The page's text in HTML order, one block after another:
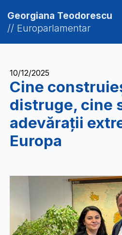
Georgiana Teodorescu
// Europarlamentar
10/12/2025
Cine
distruge, cine
adevărații
Europa